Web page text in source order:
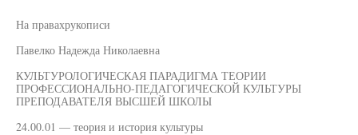
На правахрукописи
Павелко Надежда Николаевна
КУЛЬТУРОЛОГИЧЕСКАЯ ПАРАДИГМА ТЕОРИИ
ПРОФЕССИОНАЛЬНО-ПЕДАГОГИЧЕСКОЙ КУЛЬТУРЫ
ПРЕПОДАВАТЕЛЯ ВЫСШЕЙ ШКОЛЫ
24.00.01 — теория и история культуры